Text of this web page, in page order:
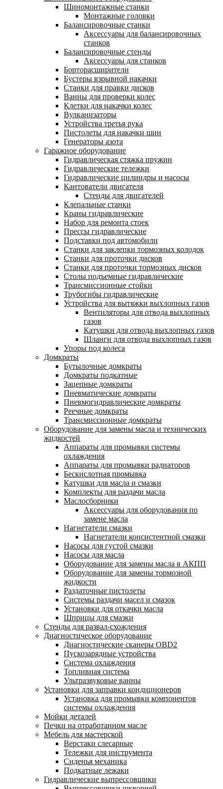
Шиномонтажные станки
Монтажные головки
Балансировочные станки
Аксессуары для балансировочных
станков
Балансировочные стенды
Аксессуары для станков
Борторасширители
Бустеры взрывной накачки
Станки для правки дисков
Ванны для проверки колес
Клетки для накачки колес
Вулканизаторы
Устройства третья рука
Пистолеты для накачки шин
Генераторы азота
Гаражное оборудование
Гидравлическая стяжка пружин
Гидравлические тележки
Гидравлические цилиндры и насосы
Кантователи двигателя
Стенды для двигателей
Клепальные станки
Краны гидравлические
Набор для ремонта стоек
Прессы гидравлические
Подставки под автомобили
Станки для заклепки тормозных колодок
Станки для проточки дисков
Станки для проточки тормозных дисков
Столы подъемные гидравлические
Трансмиссионные стойки
Трубогибы гидравлические
Устройства для вытяжки выхлопных газов
Вентиляторы для отвода выхлопных
газов
Катушки для отвода выхлопных газов
Шланги для отвода выхлопных газов
Упоры под колеса
Домкраты
Бутылочные домкраты
Домкраты подкатные
Зацепные домкраты
Пневматические домкраты
Пневмогидравлические домкраты
Реечные домкраты
Трансмиссионные домкраты
Оборудование для замены масла и технических
жидкостей
Аппараты для промывки системы
охлаждения
Аппараты для промывки радиаторов
Бескислотная промывка
Катушки для масла и смазки
Комплекты для раздачи масла
Маслосборники
Аксессуары для оборудования по
замене масла
Нагнетатели смазки
Нагнетатели консистентной смазки
Насосы для густой смазки
Насосы для масла
Оборудование для замены масла в АКПП
Оборудование для замены тормозной
жидкости
Раздаточные пистолеты
Системы раздачи масел и смазок
Установки для откачки масла
Шприцы для смазки
Стенды для развал-схождения
Диагностическое оборудование
Диагностические сканеры OBD2
Пускозарядные устройства
Система охлаждения
Топливная система
Ультразвуковые ванны
Установки для заправки кондиционеров
Установка для промывки компонентов
системы охлаждения
Мойки деталей
Печки на отработанном масле
Мебель для мастерской
Верстаки слесарные
Тележки для инструмента
Сиденья механика
Подкатные лежаки
Гидравлические выпрессовщики